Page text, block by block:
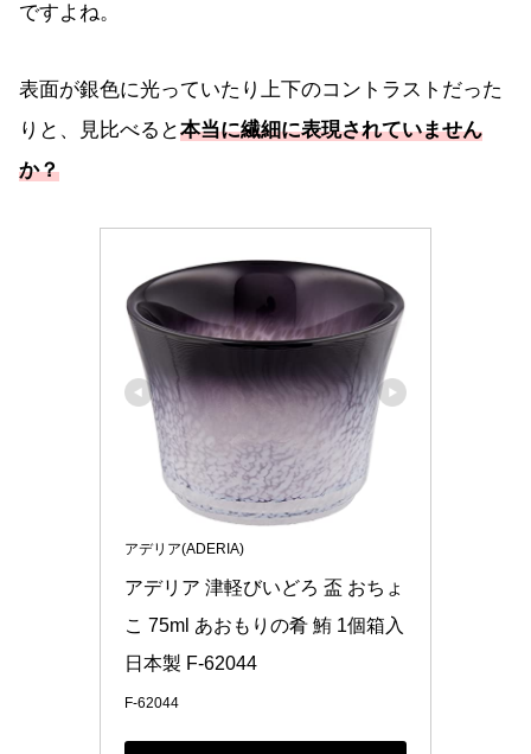
ですよね。
表面が銀色に光っていたり上下のコントラストだった
りと、見比べると本当に繊細に表現されていません
か？
アデリア(ADERIA)
アデリア 津軽びいどろ 盃 おちょ
こ 75ml あおもりの肴 鮪 1個箱入
日本製 F-62044
F-62044